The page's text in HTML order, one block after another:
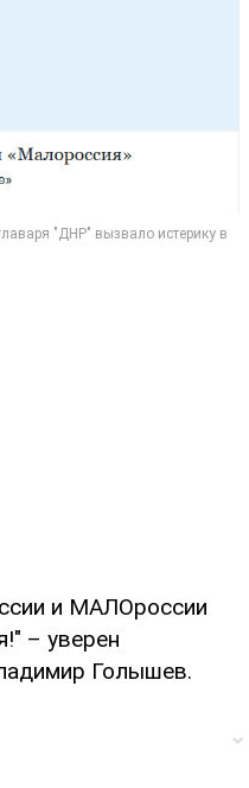
и МАЛОроссии
– уверен
Голышев.